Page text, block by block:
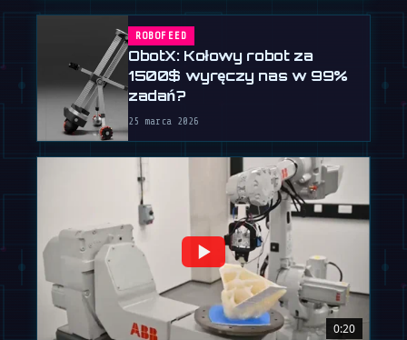
ROBOFEED
ObotX: Kołowy robot za
1500$ wyręczy nas w 99%
zadań?
25 marca 2026
0:20